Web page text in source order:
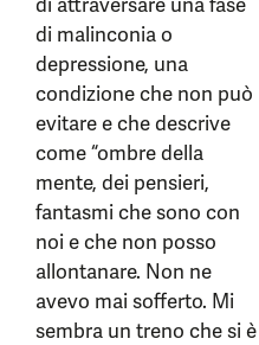
di malinconia o
depressione, una
condizione che non può
evitare e che descrive
come “ombre della
mente, dei pensieri,
fantasmi che sono con
noi e che non posso
allontanare. Non ne
avevo mai sofferto. Mi
sembra un treno che si è